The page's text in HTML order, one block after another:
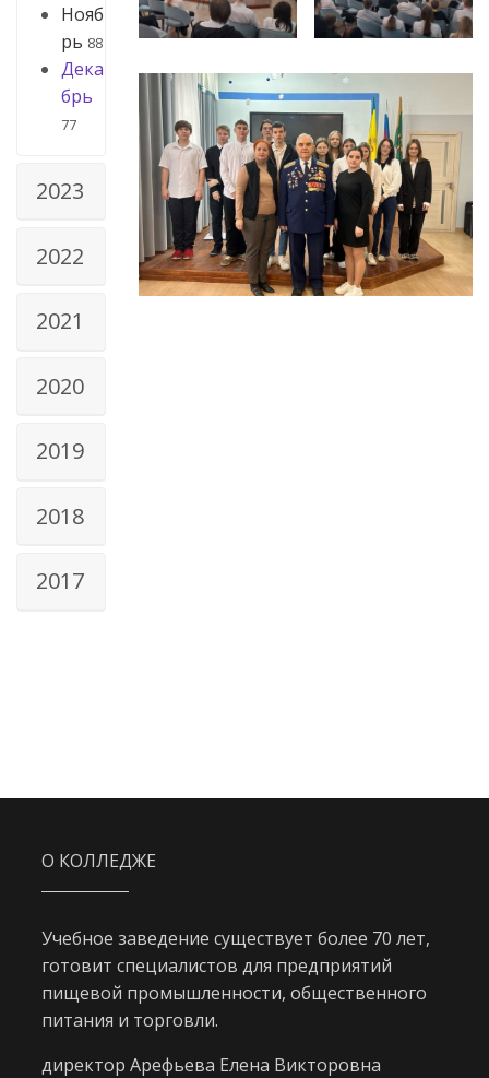
Нояб
рь 88
Дека
брь
77
2023
2022
2021
2020
2019
2018
2017
О КОЛЛЕДЖЕ
Учебное заведение существует более 70 лет,
готовит специалистов для предприятий
пищевой промышленности, общественного
питания и торговли.
директор Арефьева Елена Викторовна